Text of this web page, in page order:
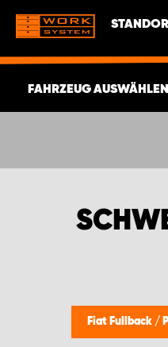
FAHRZEUG AUSWÄHLEN
Fiat Fullback /